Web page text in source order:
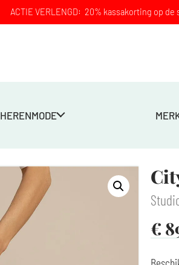
ACTIE VERLENGD: 20% kassakorting op
HERENMODE
€